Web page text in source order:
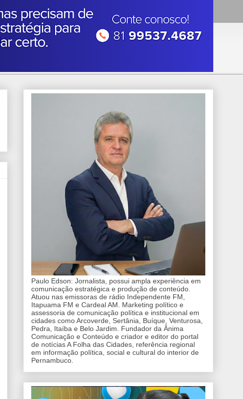
Paulo Edson: Jornalista, possui ampla experiência em
comunicação estratégica e produção de conteúdo.
Atuou nas emissoras de rádio Independente FM,
Itapuama FM e Cardeal AM. Marketing político e
assessoria de comunicação política e institucional em
cidades como Arcoverde, Sertânia, Buíque, Venturosa,
Pedra, Itaíba e Belo Jardim. Fundador da Ânima
Comunicação e Conteúdo e criador e editor do portal
de notícias A Folha das Cidades, referência regional
em informação política, social e cultural do interior de
Pernambuco.